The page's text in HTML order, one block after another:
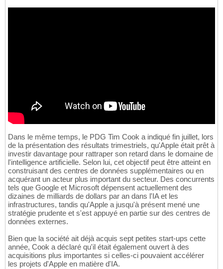
Dans le même temps, le PDG Tim Cook a indiqué fin juillet, lors
de la présentation des résultats trimestriels, qu'Apple était prêt à
investir davantage pour rattraper son retard dans le domaine de
l'intelligence artificielle. Selon lui, cet objectif peut être atteint en
construisant des centres de données supplémentaires ou en
acquérant un acteur plus important du secteur. Des concurrents
tels que Google et Microsoft dépensent actuellement des
dizaines de milliards de dollars par an dans l'IA et les
infrastructures, tandis qu'Apple a jusqu'à présent mené une
stratégie prudente et s'est appuyé en partie sur des centres de
données externes.
Bien que la société ait déjà acquis sept petites start-ups cette
année, Cook a déclaré qu'il était également ouvert à des
acquisitions plus importantes si celles-ci pouvaient accélérer
les projets d'Apple en matière d'IA.